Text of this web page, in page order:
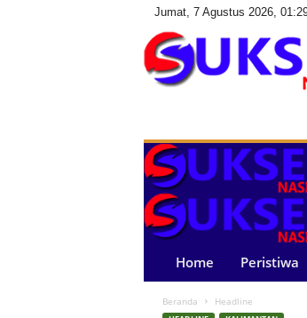
Jumat, 7 Agustus 2026,
s
e
i
N
i
Home Peristiwa
Beranda Headline